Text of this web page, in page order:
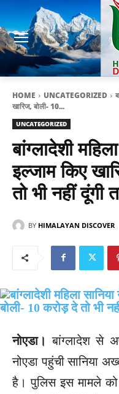
HOME UNCATEGORIZED
खारिज, बोली- 10...
UNCATEGORIZED
बांग्लादेशी
इल्जाम किए
तो भी नहीं दूंगी
BY HIMALAYAN DISCOVER
नोएडा। बांग्लादेश से
नोएडा पहुंची सानिया
है। पुलिस इस मामले